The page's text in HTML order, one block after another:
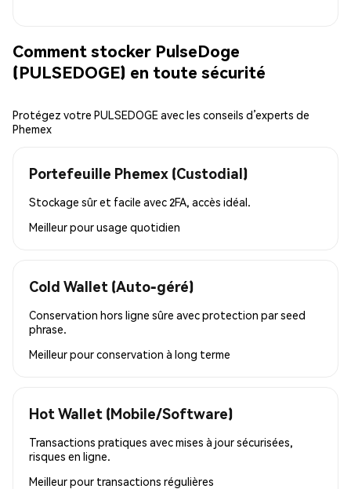
Comment stocker PulseDoge
(PULSEDOGE) en toute sécurité
Protégez votre PULSEDOGE avec les conseils d’experts de
Phemex
Portefeuille Phemex (Custodial)
Stockage sûr et facile avec 2FA, accès idéal.
Meilleur pourusage quotidien
Cold Wallet (Auto-géré)
Conservation hors ligne sûre avec protection par seed
phrase.
Meilleur pourconservation à long terme
Hot Wallet (Mobile/Software)
Transactions pratiques avec mises à jour sécurisées,
risques en ligne.
Meilleur pour transactions régulières